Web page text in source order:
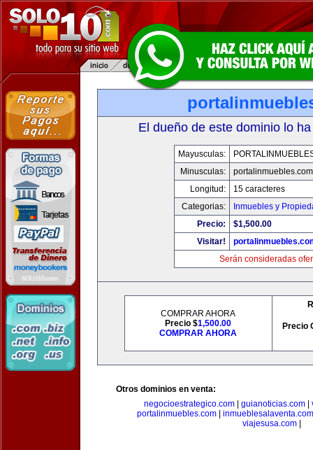
El dueño de este dominio lo
Mayusculas:
Minusculas:
portalinmuebles.com
Longitud:
15 caracteres
Categorias:
Inmuebles y
Precio:
$1,500.00
Visitar!
Serán consideradas
COMPRAR AHORA
Precio $1,500.00
COMPRAR AHORA
Precio
Otros dominios en venta:
negocioestrategico.com| guianoticias.com|
portalinmuebles.com
inmueblesalaventa.com
viajesusa.com